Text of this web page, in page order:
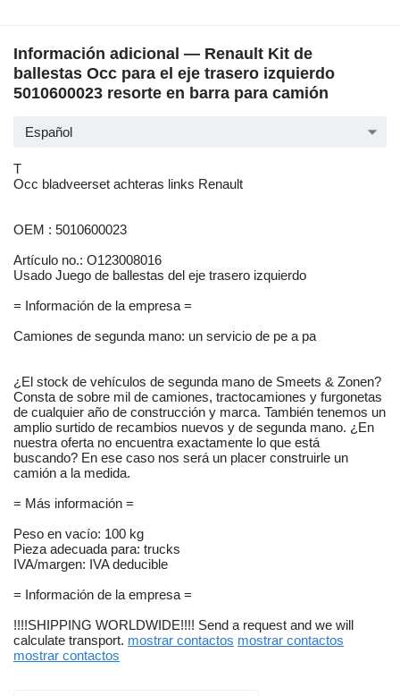
Información adicional — Renault Kit de
ballestas Occ para el eje trasero izquierdo
5010600023 resorte en barra para camión
Español
T
Occ bladveerset achteras links Renault
OEM : 5010600023
Artículo no.: O123008016
Usado Juego de ballestas del eje trasero izquierdo
= Información de la empresa =
Camiones de segunda mano: un servicio de pe a pa
¿El stock de vehículos de segunda mano de Smeets & Zonen?
Consta de sobre mil de camiones, tractocamiones y furgonetas
de cualquier año de construcción y marca. También tenemos un
amplio surtido de recambios nuevos y de segunda mano. ¿En
nuestra oferta no encuentra exactamente lo que está
buscando? En ese caso nos será un placer construirle un
camión a la medida.
= Más información =
Peso en vacío: 100 kg
Pieza adecuada para: trucks
IVA/margen: IVA deducible
= Información de la empresa =
!!!!SHIPPING WORLDWIDE!!!! Send a request and we will
calculate transport. mostrar contactos mostrar contactos
mostrar contactos